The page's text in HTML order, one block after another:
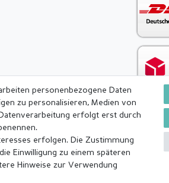
Widerrufs­recht
personenbezogene Daten
zu personalisieren, Medien von
erfolgt erst durch
erfolgen. Die Zustimmung
Einwilligung zu einem späteren
Hinweise zur Verwendung